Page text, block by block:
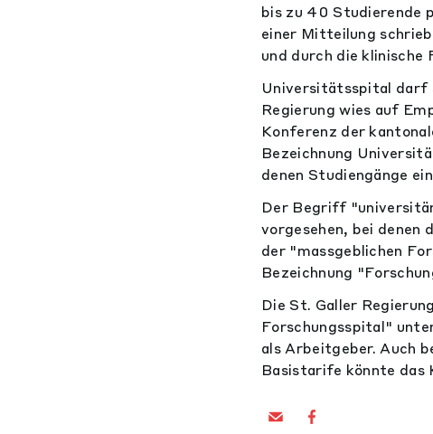
bis zu 40 Studierende
einer Mitteilung
und durch die
Universitätsspital darf
Regierung wies auf
Konferenz der
Bezeichnung
denen Studiengänge
Der Begriff
vorgesehen, bei denen
der "massgeblichen
Bezeichnung
Die St. Galler
Forschungsspital"
als Arbeitgeber. Auch
Basistarife könnte das